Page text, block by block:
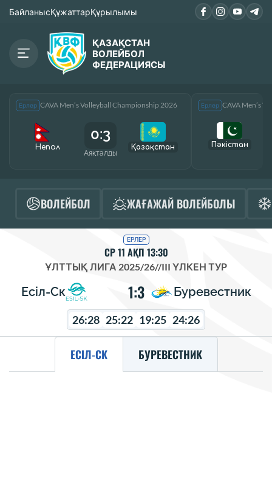
БайланысҚұжаттарҚұрылымы
ҚАЗАҚСТАН
ВОЛЕЙБОЛ
ФЕДЕРАЦИЯСЫ
Ерлер CAVA Men’s Volleyball Championship 2026
Непал
0:3
Аяқталды
Қазақcтан
Ерлер CAVA Men’s
Пәкістан
ВОЛЕЙБОЛ ЖАҒАЖАЙ ВОЛЕЙБОЛЫ
ЕРЛЕР
СР 11 АҚП 13:30
ҰЛТТЫҚ ЛИГА 2025/26//III ҮЛКЕН ТУР
Есіл-Ск 1:3 Буревестник
26:28 25:22 19:25 24:26
ЕСІЛ-СК БУРЕВЕСТНИК